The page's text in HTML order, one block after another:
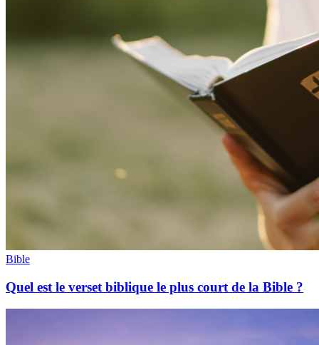
Bible
Quel est le verset biblique le plus court de la Bible ?